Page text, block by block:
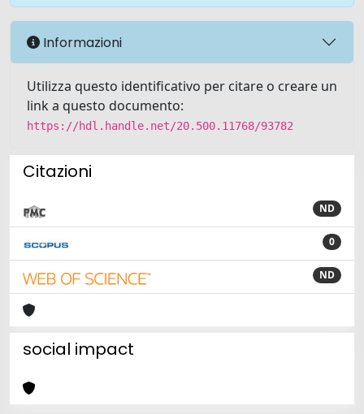
Informazioni
Utilizza questo identificativo per citare o creare un
link a questo documento:
https://hdl.handle.net/20.500.11768/93782
Citazioni
ND
0
ND
social impact